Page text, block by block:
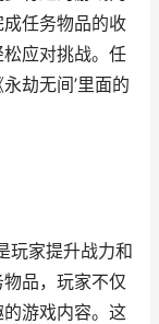
任务物品的收
应对挑战。任
劫无间’里面的
玩家提升战力和
品，玩家不仅
游戏内容。这